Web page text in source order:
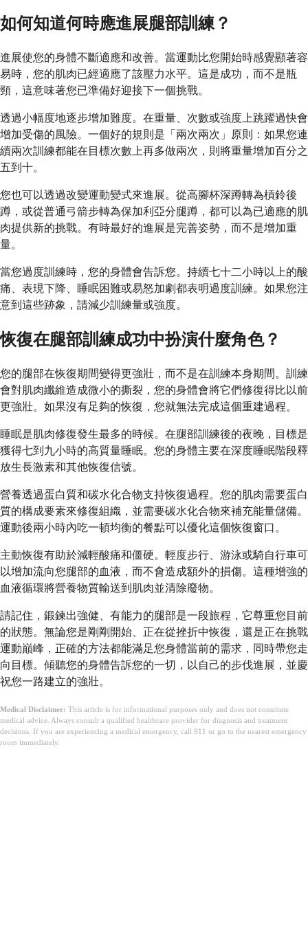
如何知道何時應進展腿部訓練？
進展使您的身體不斷適應和改善。當運動比您開始時感覺顯著容
易時，您的肌肉已經適應了該壓力水平。這是成功，而不是瓶
頸，這意味著您已準備好迎接下一個挑戰。
透過小幅度地逐步增加難度。在重量、次數或強度上跳躍過快會
增加受傷的風險。一個好的規則是「兩次兩次」原則：如果您連
續兩次訓練都能在目標次數上再多做兩次，則將重量增加百分之
五到十。
您也可以透過改變運動變式來進展。從高腳杯深蹲轉為槓鈴後
蹲，或從普通弓箭步轉為保加利亞分腿蹲，都可以為已適應的肌
肉提供新的挑戰。有時最好的進展是完善姿勢，而不是增加重
量。
當您過度訓練時，您的身體會告訴您。持續七十二小時以上的酸
痛、表現下降、睡眠困難或易怒加劇都表明過度訓練。如果您注
意到這些跡象，請減少訓練量或強度。
恢復在腿部訓練成功中扮演什麼角色？
您的腿部在恢復期間變得更強壯，而不是在訓練本身期間。訓練
會對肌肉纖維造成微小的撕裂，您的身體會將它們修復得比以前
更強壯。如果沒有足夠的恢復，您就無法完成這個重建過程。
睡眠是肌肉修復發生最多的時候。在腿部訓練後的夜晚，目標是
獲得七到九小時的高質量睡眠。您的身體主要在深度睡眠階段釋
放生長激素和其他恢復信號。
營養透過蛋白質和碳水化合物支持恢復過程。您的肌肉需要蛋白
質的構成要素來修復組織，並需要碳水化合物來補充能量儲備。
運動後兩小時內吃一頓均衡的餐點可以優化這個恢復窗口。
主動恢復有助於減輕酸痛和僵硬。輕度步行、游泳或騎自行車可
以增加流向您腿部的血液，而不會造成額外的損傷。這種增強的
血液循環將營養物質輸送到肌肉並清除廢物。
請記住，鍛鍊出強健、有能力的腿部是一段旅程，它尊重您目前
的狀態。無論您是剛剛開始、正在從挫折中恢復，還是正在挑戰
運動巔峰，正確的方法都能滿足您身體當前的需求，同時帶您走
向目標。傾聽您的身體告訴您的一切，以自己的步伐進展，並慶
祝您一路建立的強壯。
Medical Disclaimer: This article is for informational purposes only and does not constitute
medical advice. Always consult a qualified healthcare provider for diagnosis and treatment
decisions. If you are experiencing a medical emergency, call 911 or go to the nearest emergency
room immediately.